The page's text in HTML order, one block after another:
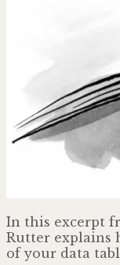
In this excerpt
Rutter explains
of your data